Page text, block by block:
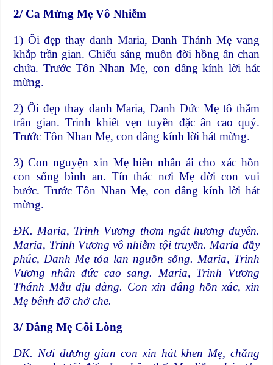
2/ Ca Mừng Mẹ Vô Nhiễm
1) Ôi đẹp thay danh Maria, Danh Thánh Mẹ vang
khắp trần gian. Chiếu sáng muôn đời hồng ân chan
chứa. Trước Tôn Nhan Mẹ, con dâng kính lời hát
mừng.
2) Ôi đẹp thay danh Maria, Danh Đức Mẹ tô thắm
trần gian. Trinh khiết vẹn tuyền đặc ân cao quý.
Trước Tôn Nhan Mẹ, con dâng kính lời hát mừng.
3) Con nguyện xin Mẹ hiền nhân ái cho xác hồn
con sống bình an. Tín thác nơi Mẹ đời con vui
bước. Trước Tôn Nhan Mẹ, con dâng kính lời hát
mừng.
ĐK. Maria, Trinh Vương thơm ngát hương duyên.
Maria, Trinh Vương vô nhiễm tội truyền. Maria đầy
phúc, Danh Mẹ tỏa lan nguồn sống. Maria, Trinh
Vương nhân đức cao sang. Maria, Trinh Vương
Thánh Mẫu dịu dàng. Con xin dâng hồn xác, xin
Mẹ bênh đỡ chở che.
3/Dâng Mẹ Cõi Lòng
ĐK. Nơi dương gian con xin hát khen Mẹ, chẳng